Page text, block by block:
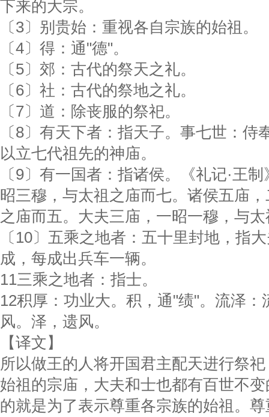
下来的大宗。
〔3〕别贵始：重视各自宗族的始祖。
〔4〕得：通"德"。
〔5〕郊：古代的祭天之礼。
〔6〕社：古代的祭地之礼。
〔7〕道：除丧服的祭祀。
〔8〕有天下者：指天子。事七世：侍
以立七代祖先的神庙。
〔9〕有一国者：指诸侯。《礼记·王
昭三穆，与太祖之庙而七。诸侯五庙
之庙而五。大夫三庙，一昭一穆，与
〔10〕五乘之地者：五十里封地，指
成，每成出兵车一辆。
11三乘之地者：指士。
12积厚：功业大。积，通"绩"。流泽：
风。泽，遗风。
【译文】
所以做王的人将开国君主配天进行祭
始祖的宗庙，大夫和士也都有百世不
的就是为了表示尊重各宗族的始祖。